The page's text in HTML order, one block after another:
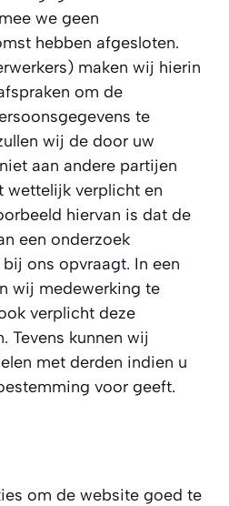
we geen
hebben afgesloten.
maken wij hierin
om de
te
wij de door uw
aan andere partijen
wettelijk verplicht en
hiervan is dat de
een onderzoek
ons opvraagt. In een
wij medewerking te
verplicht deze
Tevens kunnen wij
met derden indien u
voor geeft.
om de website goed te